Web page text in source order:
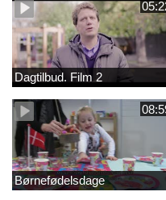
Dagtilbud. Film 2
Børnefødelsdage